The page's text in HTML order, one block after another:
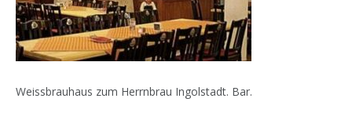
Weissbrauhaus zum Herrnbrau Ingolstadt. Bar.